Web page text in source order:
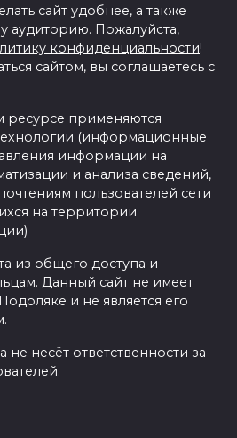
сайт удобнее, а также
аудиторию. Пожалуйста,
конфиденциальности!
сайтом, вы соглашаетесь с
применяются
(информационные
информации на
и анализа сведений,
пользователей сети
на территории
из общего доступа и
Данный сайт не имеет
и не является его
несёт ответственности за